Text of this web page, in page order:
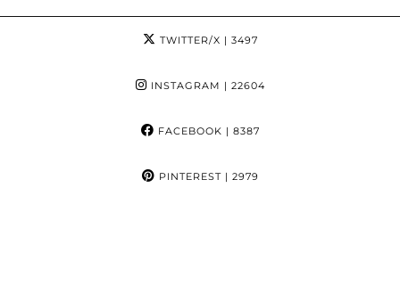
TWITTER/X | 3497
INSTAGRAM | 22604
FACEBOOK | 8387
PINTEREST| 2979